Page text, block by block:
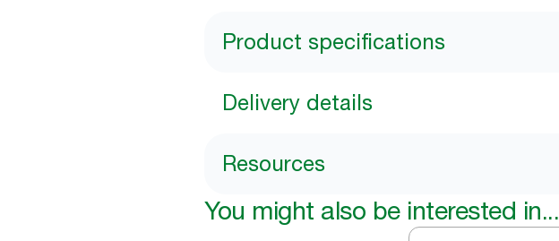
Product specifications
Delivery details
Resources
You might also be interested in...